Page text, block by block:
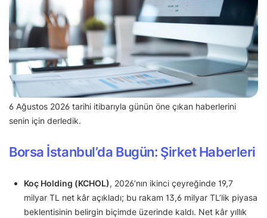
6 Ağustos 2026 tarihi itibarıyla günün öne çıkan haberlerini
senin için derledik.
Borsa İstanbul’da Bugün: Şirket Haberleri
Koç Holding (KCHOL), 2026’nın ikinci çeyreğinde 19,7
milyar TL net kâr açıkladı; bu rakam 13,6 milyar TL’lik piyasa
beklentisinin belirgin biçimde üzerinde kaldı. Net kâr yıllık